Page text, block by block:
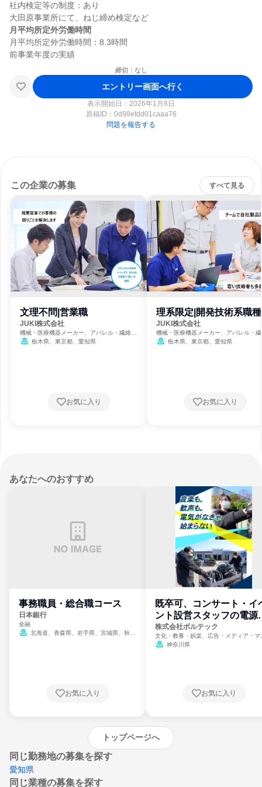
社内検定等の制度：あり
月平均所定外労働時間
月平均所定外労働時間：8.3時間
締切：なし
エントリー画面へ行く
表示開始日：2026年1月8日
原稿ID： 0d98efdd01caaa76
問題を報告する
この企業の募集 すべて見る
文理不問|営業職
JUKI株式会社
機械・医療機器メーカー、アパレル・繊維・
スポーツメーカー
栃木県、東京都、愛知県
お気に入り
理系限定|開発技術系職種
JUKI株式会社
機械・医療機器メーカー、アパレル・
スポーツメーカー
栃木県、東京都、愛知県
お気に入り
あなたへのおすすめ
事務職員・総合職コース
日本銀行
金融
北海道、青森県、岩手県、宮城県、秋田
崎県、熊本県、大分県、宮崎県、鹿児島県、
お気に入り
既卒可、コンサート・イ
ント設営スタッフの電源
門
株式会社ボルテック
文化・教養・娯楽、広告・メディア・マ
ミ、電力・ガス・水道・エネルギー
神奈川県
お気に入り
トップページへ
同じ勤務地の募集を探す
愛知県
同じ業種の募集を探す